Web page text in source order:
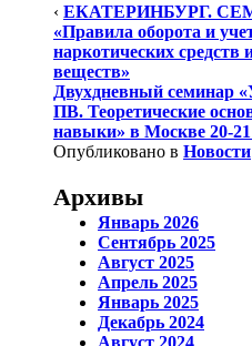
‹ ЕКАТЕРИНБУРГ.
«Правила оборота и
наркотических средств
веществ»
Двухдневный семинар
ПВ. Теоретические
навыки» в Москве 20-21
Опубликовано в Новости
Архивы
Январь 2026
Сентябрь 2025
Август 2025
Апрель 2025
Январь 2025
Декабрь 2024
Август 2024